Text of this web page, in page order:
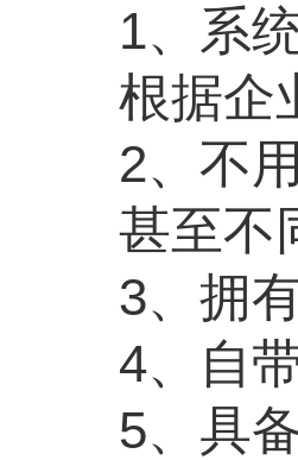
1、系
根据企
2、不
甚至不
3、拥
4、自
5、具